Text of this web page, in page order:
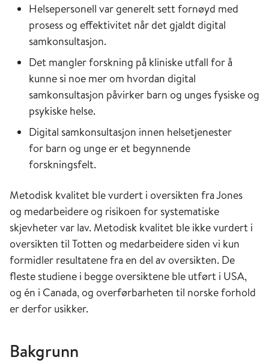
Helsepersonell var generelt sett fornøyd med
prosess og effektivitet når det gjaldt digital
samkonsultasjon.​
Det mangler forskning på kliniske utfall for å
kunne si noe mer om hvordan digital
samkonsultasjon påvirker barn og unges fysiske og
psykiske helse. ​
Digital samkonsultasjon innen helsetjenester
for barn og unge er et begynnende
forskningsfelt. ​
Metodisk kvalitet ble vurdert i oversikten fra Jones
og medarbeidere og risikoen for systematiske
skjevheter var lav. Metodisk kvalitet ble ikke vurdert i
oversikten til Totten og medarbeidere siden vi kun
formidler resultatene fra en del av oversikten. De
fleste studiene i begge oversiktene ble utført i USA,
og én i Canada, og overførbarheten til norske forhold
er derfor usikker. ​
Bakgrunn